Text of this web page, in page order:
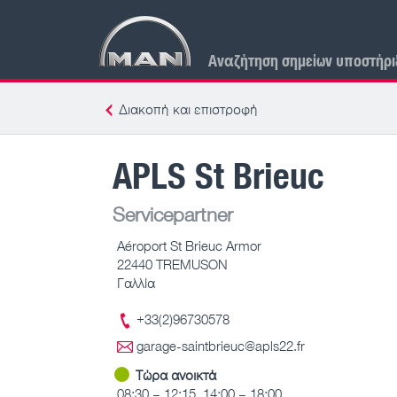
Αναζήτηση σημείων
Διακοπή και επιστροφή
APLS St Brieuc
Servicepartner
Aéroport St Brieuc Armor
22440 TREMUSON
Γαλλία
+33(2)96730578
garage-saintbrieuc@apls22.fr
Τώρα ανοικτά
08:30 – 12:15, 14:00 – 18:00